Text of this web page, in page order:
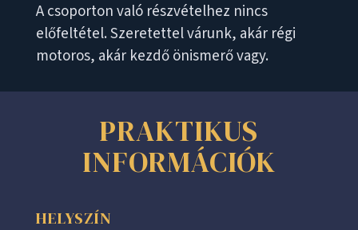
A csoporton való részvételhez nincs
előfeltétel. Szeretettel várunk, akár régi
motoros, akár kezdő önismerő vagy.
PRAKTIKUS
INFORMÁCIÓK
HELYSZÍN